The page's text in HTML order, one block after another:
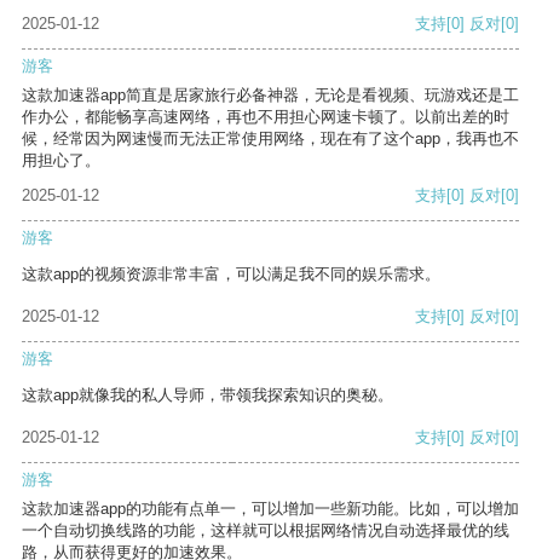
2025-01-12
支持[0] 反对[0]
游客
这款加速器app简直是居家旅行必备神器，无论是看视频、玩游戏还是工
作办公，都能畅享高速网络，再也不用担心网速卡顿了。以前出差的时
候，经常因为网速慢而无法正常使用网络，现在有了这个app，我再也不
用担心了。
2025-01-12
支持[0] 反对[0]
游客
这款app的视频资源非常丰富，可以满足我不同的娱乐需求。
2025-01-12 支持[0] 反对[0]
游客
这款app就像我的私人导师，带领我探索知识的奥秘。
2025-01-12 支持[0] 反对[0]
游客
这款加速器app的功能有点单一，可以增加一些新功能。比如，可以增加
一个自动切换线路的功能，这样就可以根据网络情况自动选择最优的线
路，从而获得更好的加速效果。